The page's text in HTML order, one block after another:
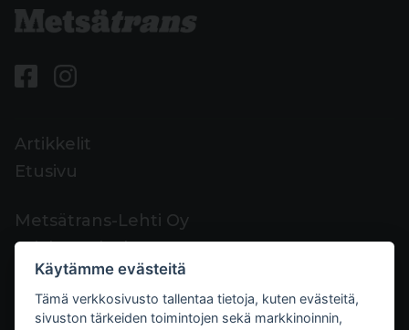
Artikkelit
Etusivu
Metsätrans-Lehti Oy
Asiakaspalvelu
Yhteystiedot
Palaute
Käytämme evästeitä
Tämä verkkosivusto tallentaa tietoja, kuten evästeitä,
sivuston tärkeiden toimintojen sekä markkinoinnin,